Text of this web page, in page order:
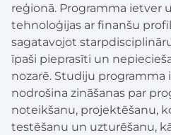
reģionā. Programma ietver
tehnoloģijas ar finanšu
sagatavojot
īpaši pieprasīti un
nozarē. Studiju programma
nodrošina zināšanas par
noteikšanu, projektēšanu,
testēšanu un uzturēšanu,